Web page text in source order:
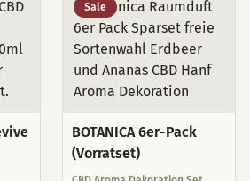
Sale
BOTANICA 6er-Pack
(Vorratset)